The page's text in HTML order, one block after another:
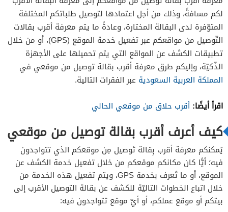
لكم مسافةً، وذلك من أجل اعتمادها لتوصيل طلباتكم المختلفة
المتوّفرة لدى البقالة المختارة، وعادةً ما يتم معرفة أقرب بقالات
التّوصيل من مواقعكم عبر تفعيل خدمة الموقع (GPS)، أو من خلال
تطبيقات الكشف عن المواقع التي يتم تحميلها على الأجهزة
الذّكيّة، وإليكم طرق معرفة أقرب بقالة توصيل من موقعي في
المملكة العربية السعودية عبر الفقرات التالية.
اقرأ أيضًا: أقرب حلاق من موقعي الحالي
كيف أعرف أقرب بقالة توصيل من موقعي
يُمكنكم معرفة أقرب بِقالة تَوصيل مِن موقعكم الذي تتواجدون
فيه؛ أيًّا كان مكانكم موقعكم من خلال تفعيل خدمة الكشف عن
الموقع، أو ما تُعرف بخدمة GPS، ويتم تفعيل هذه الخدمة من
خلال اتباع الخطوات التاليّة للكشف عن بقالة التوصيل الأقرب إلى
بيتكم أو موقع عملكم، أو أيّ موقع تتواجدون فيه: